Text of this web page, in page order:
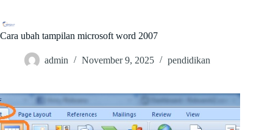
content
Cara ubah tampilan microsoft word 2007
admin November 9, 2025 pendidikan